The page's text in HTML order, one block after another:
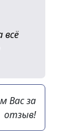
всё
Вас за
отзыв!